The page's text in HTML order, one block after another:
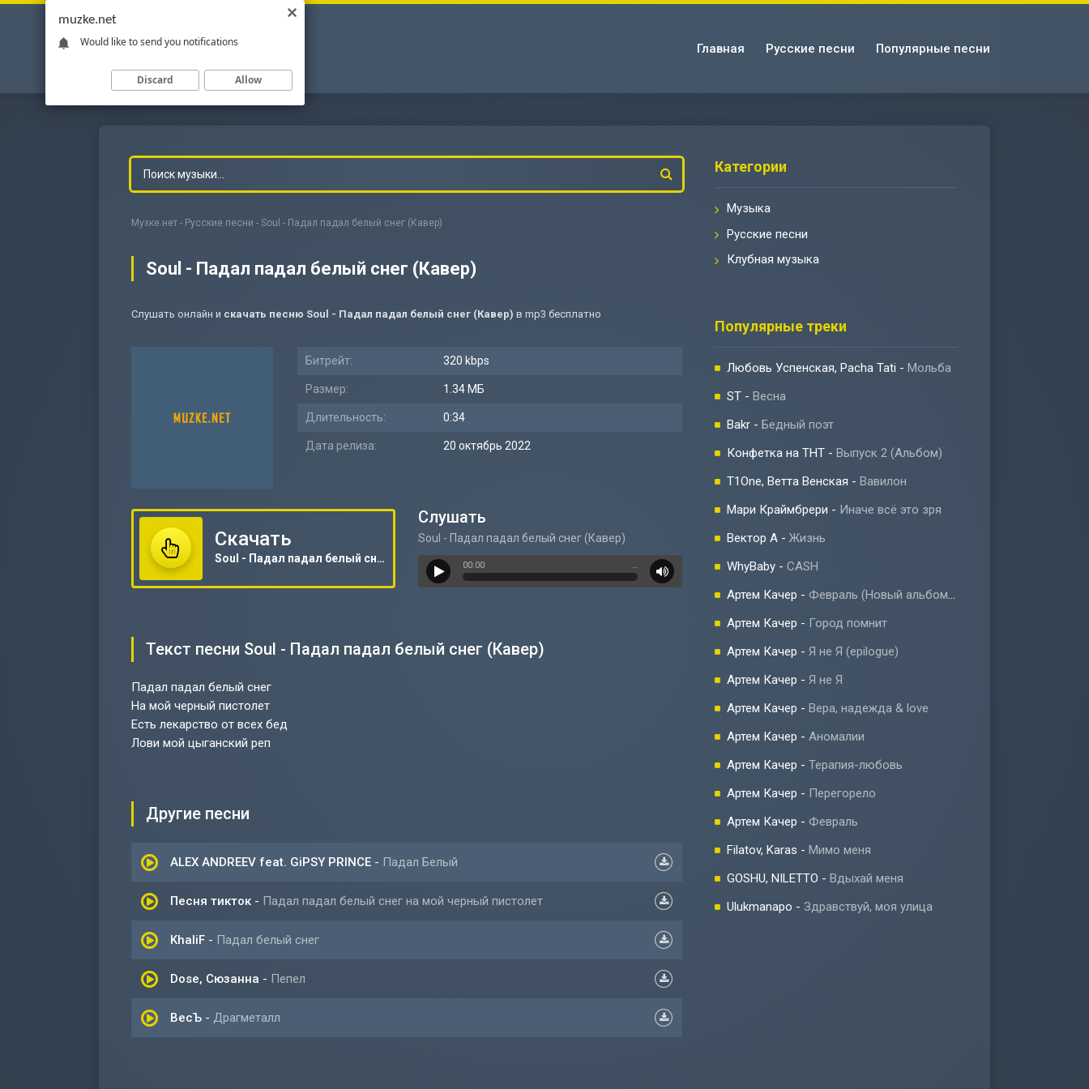
Главная Русские песни Популярные песни
Музке.нет - Русские песни - Soul - Падал падал белый снег (Кавер)
Soul - Падал падал белый снег (Кавер)
Слушать онлайн и скачать песню Soul - Падал падал белый снег (Кавер) в mp3 бесплатно
Битрейт: 320 kbps
Размер: 1.34 МБ
Длительность: 0:34
Дата релиза: 20 октябрь 2022
Скачать
Soul - Падал падал белый снег (Кавер)
Слушать
Soul - Падал падал белый снег (Кавер)
00:00 …
Текст песни Soul - Падал падал белый снег (Кавер)
Падал падал белый снег
На мой черный пистолет
Есть лекарство от всех бед
Лови мой цыганский реп
Другие песни
ALEX ANDREEV feat. GiPSY PRINCE - Падал Белый
Песня тикток - Падал падал белый снег на мой черный пистолет
KhaliF - Падал белый снег
Dose, Сюзанна - Пепел
ВесЪ - Драгметалл
Категории
Музыка
Русские песни
Клубная музыка
Популярные треки
Любовь Успенская, Pacha Tati - Мольба
ST - Весна
Bakr - Бедный поэт
Конфетка на ТНТ - Выпуск 2 (Альбом)
T1One, Ветта Венская - Вавилон
Мари Краймбрери - Иначе всё это зря
Вектор А - Жизнь
WhyBaby - CASH
Артем Качер - Февраль (Новый альбом 2023)
Артем Качер - Город помнит
Артем Качер - Я не Я (epilogue)
Артем Качер - Я не Я
Артем Качер - Вера, надежда & love
Артем Качер - Аномалии
Артем Качер - Терапия-любовь
Артем Качер - Перегорело
Артем Качер - Февраль
Filatov, Karas - Мимо меня
GOSHU, NILETTO - Вдыхай меня
Ulukmanapo - Здравствуй, моя улица
muzke.net
Would like to send you notifications
Discard Allow